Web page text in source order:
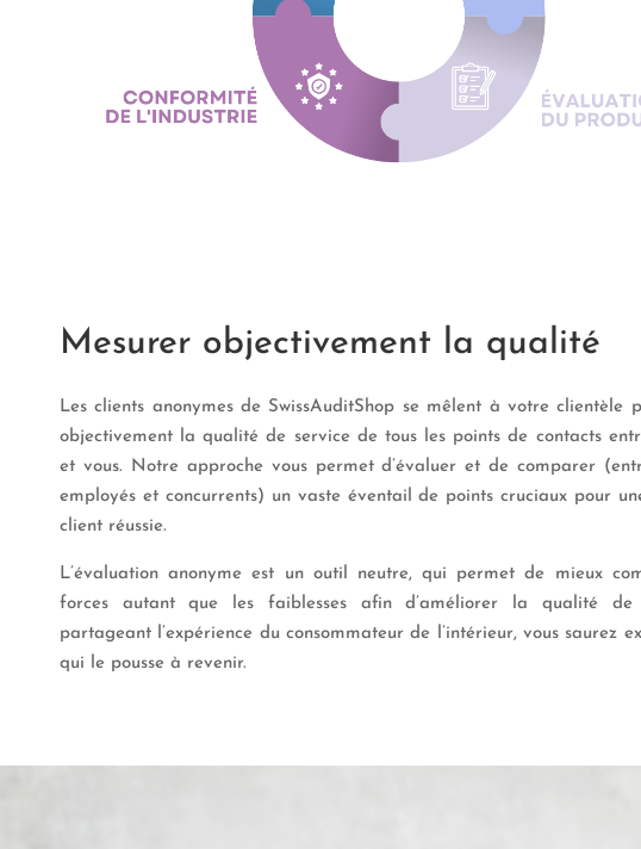
Mesurer objectivement la qualité
Les clients anonymes de SwissAuditShop se mêlent à votre clientèle
objectivement la qualité de service de tous les points de contacts
et vous. Notre approche vous permet d’évaluer et de comparer
employés et concurrents) un vaste éventail de points cruciaux pour
client réussie.
L’évaluation anonyme est un outil neutre, qui permet de mieux
forces autant que les faiblesses afin d’améliorer la qualité de
partageant l’expérience du consommateur de l’intérieur, vous saurez
qui le pousse à revenir.